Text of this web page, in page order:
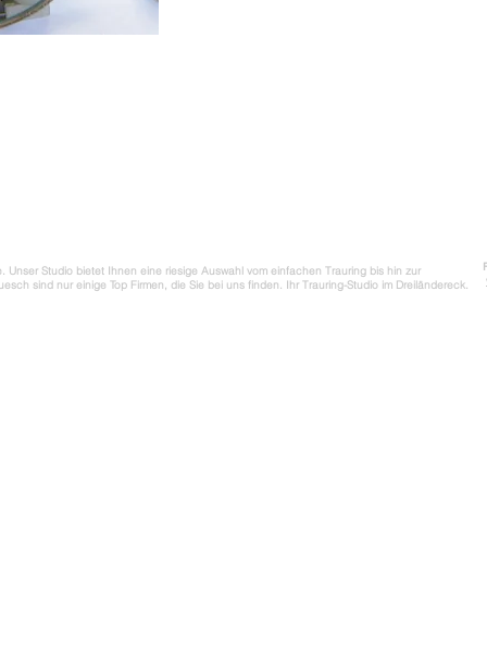
Unser Studio bietet Ihnen eine riesige Auswahl vom einfachen Trauring bis hin zur
sind nur einige Top Firmen, die Sie bei uns finden. Ihr Trauring-Studio im Dreiländereck.